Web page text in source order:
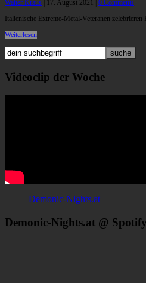
Walter Kraus 17. August 2021
0 Comments
Italienische Extreme-Metal-Veteranen
Weiterlesen
Videoclip der Woche
Demonic-Nights.at
Demonic-Nights.at @ Spotify